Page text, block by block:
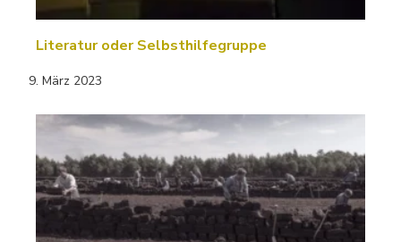
Literatur oder Selbsthilfegruppe
9. März 2023